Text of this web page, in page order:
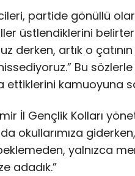
partide gönüllü
üstlendiklerini
derken, artık o
Bu sözlerle
kamuoyuna
İl Gençlik Kolları
okullarımıza
yalnızca
adadık.”